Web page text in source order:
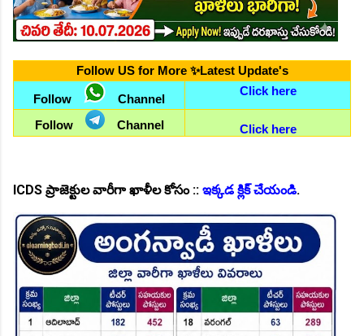
Follow US for More ✨Latest Update's
Follow Channel
Click here
Follow Channel Click here
ICDS ప్రాజెక్టుల వారీగా ఖాళీల కోసం :: ఇక్కడ క్లిక్ చేయండి.